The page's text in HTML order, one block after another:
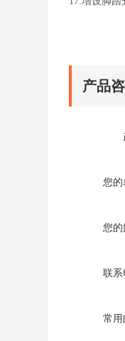
产品
您的
您的
联系
常用